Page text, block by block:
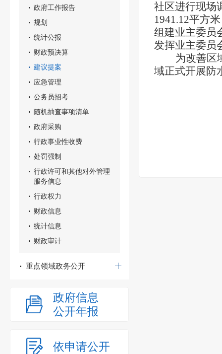
政府工作报告
规划
统计公报
财政预决算
建议提案
应急管理
公务员招考
随机抽查事项清单
政府采购
行政事业性收费
处罚强制
行政许可和其他对外管理
服务信息
行政权力
财政信息
统计信息
财政审计
重点领域政务公开
政府信息
公开年报
依申请公开
社区进行现场
1941.12平方
组建业主委员
发挥业主委员
为改善区
域正式开展防